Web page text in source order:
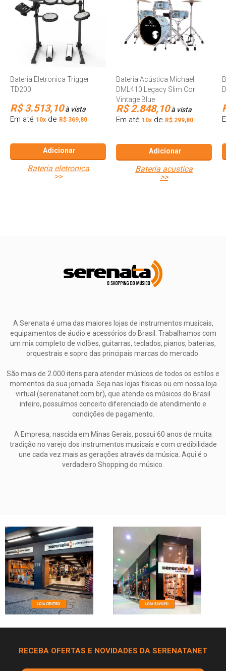
Bateria Eletronica Trigger
TD200
R$ 3.513,10à vista
Em até 10x de R$ 369,80
Adicionar
bateria eletronica
>>
Bateria Acústica Michael
DML410 Legacy Slim Cor
Vintage Blue
R$ 2.848,10à vista
Em até 10x de R$ 299,80
Adicionar
bateria acustica
>>
A Serenata é uma das maiores lojas de instrumentos musicais,
equipamentos de áudio e acessórios do Brasil. Trabalhamos com
um mix completo de violões, guitarras, teclados, pianos, baterias,
orquestrais e sopro das principais marcas do mercado.
São mais de 2.000 itens para atender músicos de todos os estilos e
momentos da sua jornada. Seja nas lojas físicas ou em nossa loja
virtual (serenatanet.com.br), que atende os músicos do Brasil
inteiro, possuímos conceito diferenciado de atendimento e
condições de pagamento.
A Empresa, nascida em Minas Gerais, possui 60 anos de muita
tradição no varejo dos instrumentos musicais e com credibilidade
une cada vez mais as gerações através da música. Aqui é o
verdadeiro Shopping do músico.
RECEBA OFERTAS E NOVIDADES DA SERENATANET